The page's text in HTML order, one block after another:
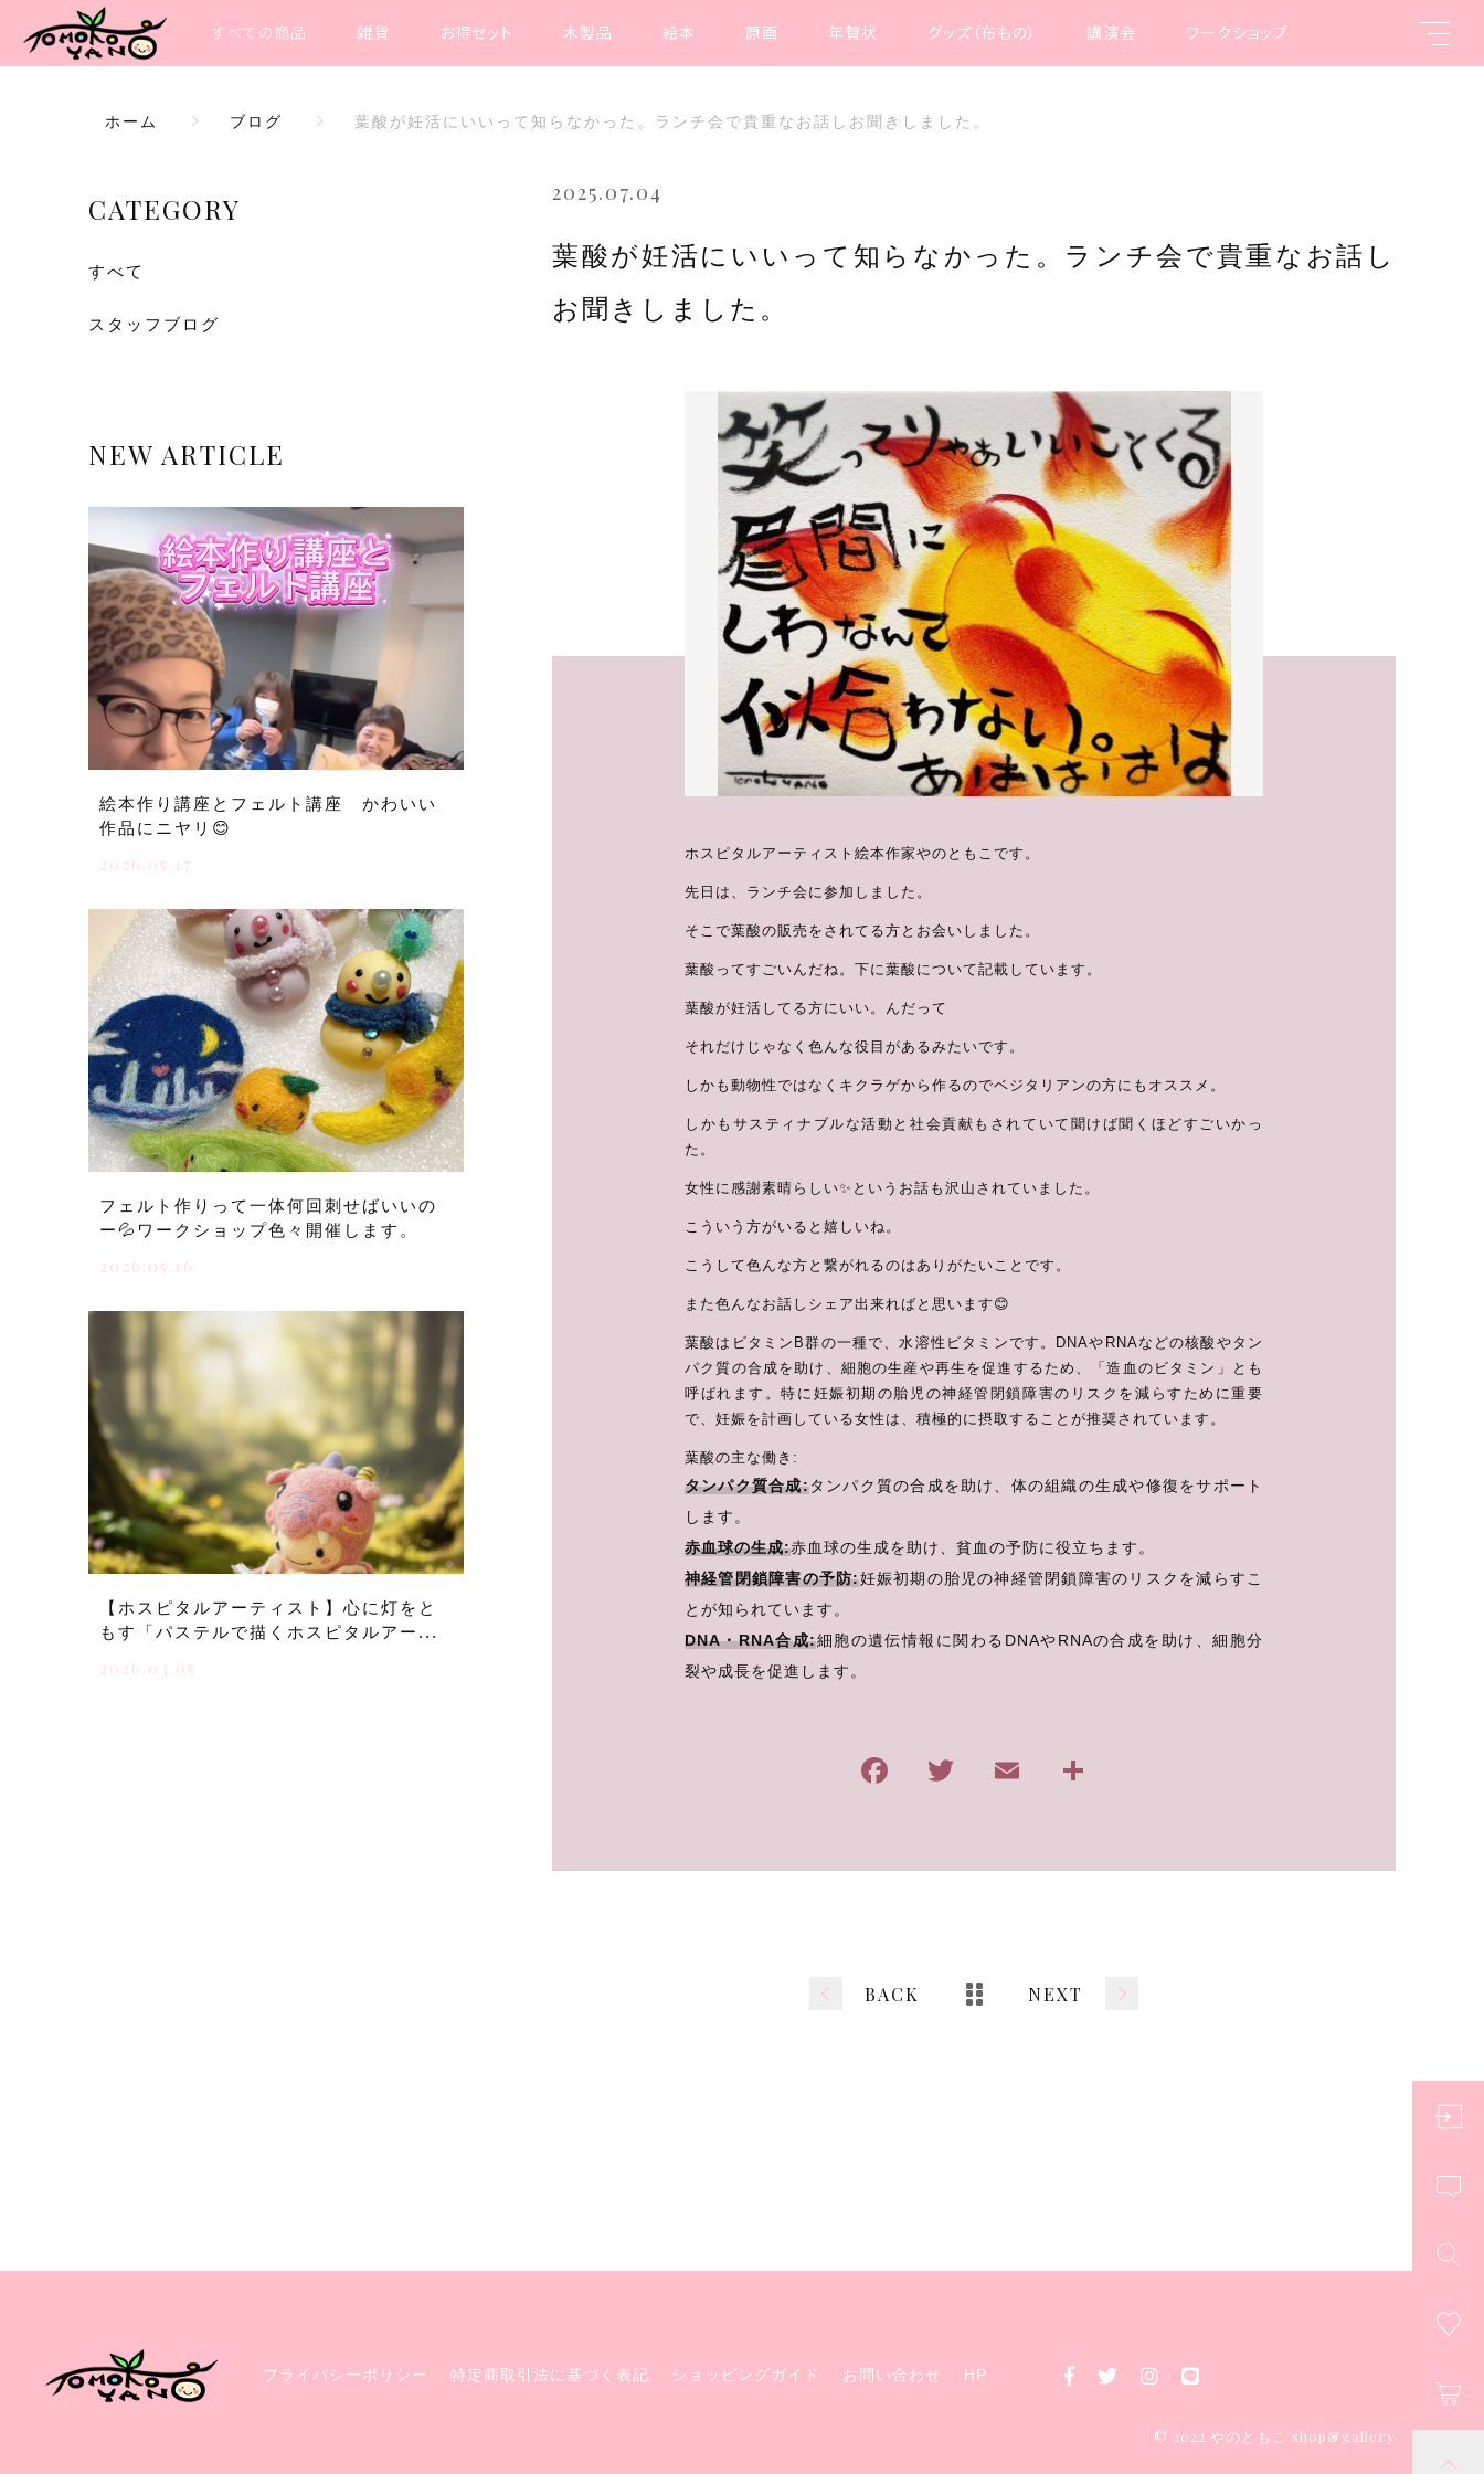
すべての商品 雑貨 お得セット 木製品 絵本 原画 年賀状 グッズ（布もの） 講演会 ワークショップ
ホーム ブログ 葉酸が妊活にいいって知らなかった。ランチ会で貴重なお話しお聞きしました。
2025.07.04
葉酸が妊活にいいって知らなかった。ランチ会で貴重なお話し
お聞きしました。
ホスピタルアーティスト絵本作家やのともこです。
先日は、ランチ会に参加しました。
そこで葉酸の販売をされてる方とお会いしました。
葉酸ってすごいんだね。下に葉酸について記載しています。
葉酸が妊活してる方にいい。んだって
それだけじゃなく色んな役目があるみたいです。
しかも動物性ではなくキクラゲから作るのでベジタリアンの方にもオススメ。
しかもサスティナブルな活動と社会貢献もされていて聞けば聞くほどすごいかっ
た。
女性に感謝素晴らしい✨というお話も沢山されていました。
こういう方がいると嬉しいね。
こうして色んな方と繋がれるのはありがたいことです。
また色んなお話しシェア出来ればと思います😊
葉酸はビタミンB群の一種で、水溶性ビタミンです。DNAやRNAなどの核酸やタン
パク質の合成を助け、細胞の生産や再生を促進するため、「造血のビタミン」とも
呼ばれます。特に妊娠初期の胎児の神経管閉鎖障害のリスクを減らすために重要
で、妊娠を計画している女性は、積極的に摂取することが推奨されています。
葉酸の主な働き:
タンパク質合成:タンパク質の合成を助け、体の組織の生成や修復をサポート
します。
赤血球の生成:赤血球の生成を助け、貧血の予防に役立ちます。
神経管閉鎖障害の予防:妊娠初期の胎児の神経管閉鎖障害のリスクを減らすこ
とが知られています。
DNA・RNA合成:細胞の遺伝情報に関わるDNAやRNAの合成を助け、細胞分
裂や成長を促進します。
BACK NEXT
CATEGORY
すべて
スタッフブログ
NEW ARTICLE
絵本作り講座とフェルト講座 かわいい
作品にニヤリ😊
2026.05.17
フェルト作りって一体何回刺せばいいの
ー💦ワークショップ色々開催します。
2026.05.16
【ホスピタルアーティスト】心に灯をと
もす「パステルで描くホスピタルアー...
2026.03.05
プライバシーポリシー 特定商取引法に基づく表記 ショッピングガイド お問い合わせ HP
© 2022 やのともこ shop&gallery
親カテゴリ
価格帯
並び順
その他